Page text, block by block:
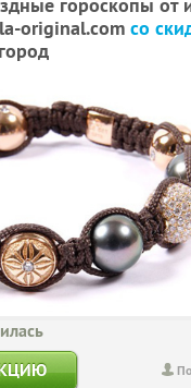
original.com со